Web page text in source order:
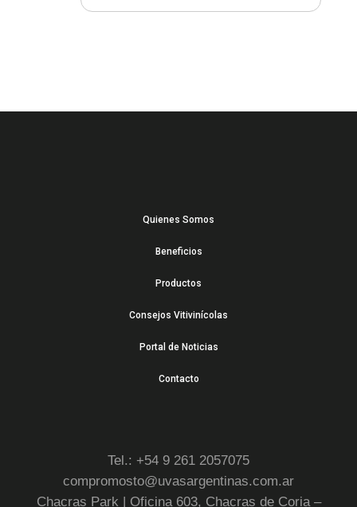
Quienes Somos
Beneficios
Productos
Consejos Vitivinícolas
Portal de Noticias
Contacto
Tel.: +54 9 261 2057075
compromosto@uvasargentinas.com.ar
Chacras Park | Oficina 603, Chacras de Coria –